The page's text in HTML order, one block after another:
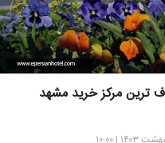
ترین مرکز خرید مشهد